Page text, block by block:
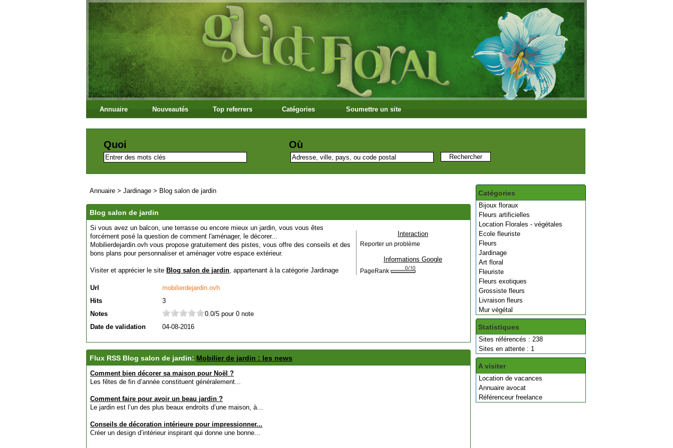
Annuaire Nouveautés Top referrers Catégories Soumettre un site
Quoi Où
Catégories
Bijoux floraux
Fleurs artificielles
Location Florales - végétales
Ecole fleuriste
Fleurs
Jardinage
Art floral
Fleuriste
Fleurs exotiques
Grossiste fleurs
Livraison fleurs
Mur végétal
Statistiques
Sites référencés : 238
Sites en attente : 1
A visiter
Location de vacances
Annuaire avocat
Référenceur freelance
Annuaire > Jardinage > Blog salon de jardin
Blog salon de jardin
Si vous avez un balcon, une terrasse ou encore mieux un jardin, vous vous êtes
forcément posé la question de comment l'aménager, le décorer...
Mobilierdejardin.ovh vous propose gratuitement des pistes, vous offre des conseils et des
bons plans pour personnaliser et aménager votre espace extérieur.
Visiter et apprécier le site Blog salon de jardin, appartenant à la catégorie Jardinage
Url
mobilierdejardin.ovh
Hits
3
Notes
0.0/5 pour 0 note
Date de validation
04-08-2016
Interaction
Reporter un problème
Informations Google
PageRank
Flux RSS Blog salon de jardin: Mobilier de jardin : les news
Comment bien décorer sa maison pour Noël ?
Les fêtes de fin d’année constituent généralement...
Comment faire pour avoir un beau jardin ?
Le jardin est l’un des plus beaux endroits d’une maison, à...
Conseils de décoration intérieure pour impressionner...
Créer un design d’intérieur inspirant qui donne une bonne...